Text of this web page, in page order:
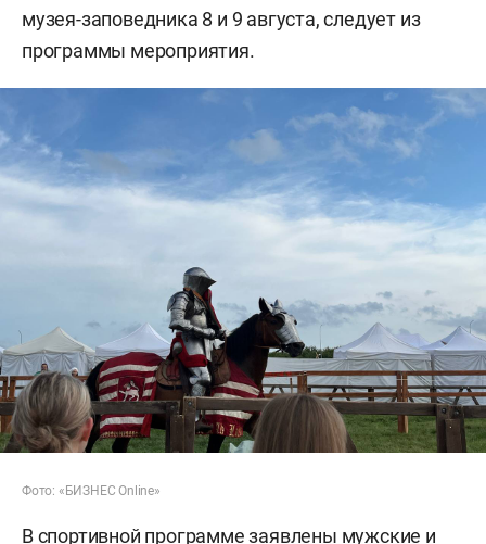
музея-заповедника 8 и 9 августа, следует из
программы мероприятия.
Фото: «БИЗНЕС Online»
В спортивной программе заявлены мужские и